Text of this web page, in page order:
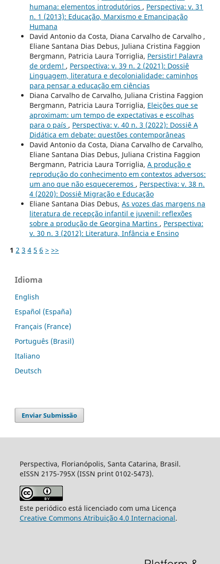
humana: elementos introdutórios , Perspectiva: v. 31
n. 1 (2013): Educação, Marxismo e Emancipação
Humana
David Antonio da Costa, Diana Carvalho de Carvalho ,
Eliane Santana Dias Debus, Juliana Cristina Faggion
Bergmann, Patricia Laura Torriglia, Persistir! Palavra
de ordem! , Perspectiva: v. 39 n. 2 (2021): Dossiê
Linguagem, literatura e decolonialidade: caminhos
para pensar a educação em ciências
Diana Carvalho de Carvalho, Juliana Cristina Faggion
Bergmann, Patricia Laura Torriglia, Eleições que se
aproximam: um tempo de expectativas e escolhas
para o país , Perspectiva: v. 40 n. 3 (2022): Dossiê A
Didática em debate: questões contemporâneas
David Antonio da Costa, Diana Carvalho de Carvalho,
Eliane Santana Dias Debus, Juliana Cristina Faggion
Bergmann, Patricia Laura Torriglia, A produção e
reprodução do conhecimento em contextos adversos:
um ano que não esqueceremos , Perspectiva: v. 38 n.
4 (2020): Dossiê Migração e Educação
Eliane Santana Dias Debus, As vozes das margens na
literatura de recepção infantil e juvenil: reflexões
sobre a produção de Georgina Martins , Perspectiva:
v. 30 n. 3 (2012): Literatura, Infância e Ensino
1 2 3 4 5 6 > >>
Idioma
English
Español (España)
Français (France)
Português (Brasil)
Italiano
Deutsch
Enviar Submissão
Perspectiva, Florianópolis, Santa Catarina, Brasil.
eISSN 2175-795X (ISSN print 0102-5473).
Este periódico está licenciado com uma Licença
Creative Commons Atribuição 4.0 Internacional.